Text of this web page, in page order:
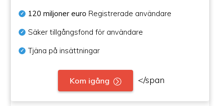
120 miljoner euro Registrerade användare
Säker tillgångsfond för användare
Tjäna på insättningar
Kom igång </span